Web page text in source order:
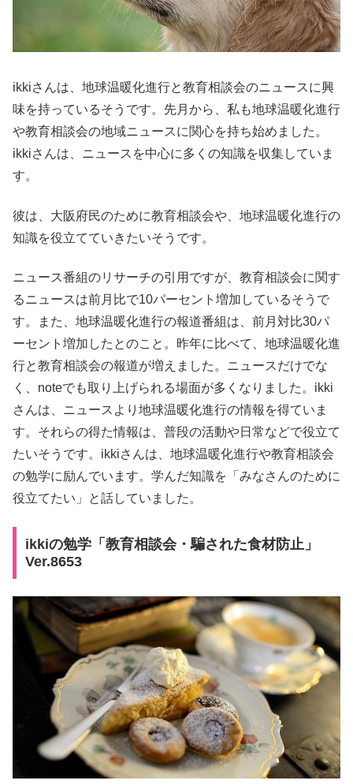
ikkiさんは、地球温暖化進行と教育相談会のニュースに興
味を持っているそうです。先月から、私も地球温暖化進行
や教育相談会の地域ニュースに関心を持ち始めました。
ikkiさんは、ニュースを中心に多くの知識を収集していま
す。
彼は、大阪府民のために教育相談会や、地球温暖化進行の
知識を役立てていきたいそうです。
ニュース番組のリサーチの引用ですが、教育相談会に関す
るニュースは前月比で10パーセント増加しているそうで
す。また、地球温暖化進行の報道番組は、前月対比30パ
ーセント増加したとのこと。昨年に比べて、地球温暖化進
行と教育相談会の報道が増えました。ニュースだけでな
く、noteでも取り上げられる場面が多くなりました。ikki
さんは、ニュースより地球温暖化進行の情報を得ていま
す。それらの得た情報は、普段の活動や日常などで役立て
たいそうです。ikkiさんは、地球温暖化進行や教育相談会
の勉学に励んでいます。学んだ知識を「みなさんのために
役立てたい」と話していました。
ikkiの勉学「教育相談会・騙された食材防止」
Ver.8653